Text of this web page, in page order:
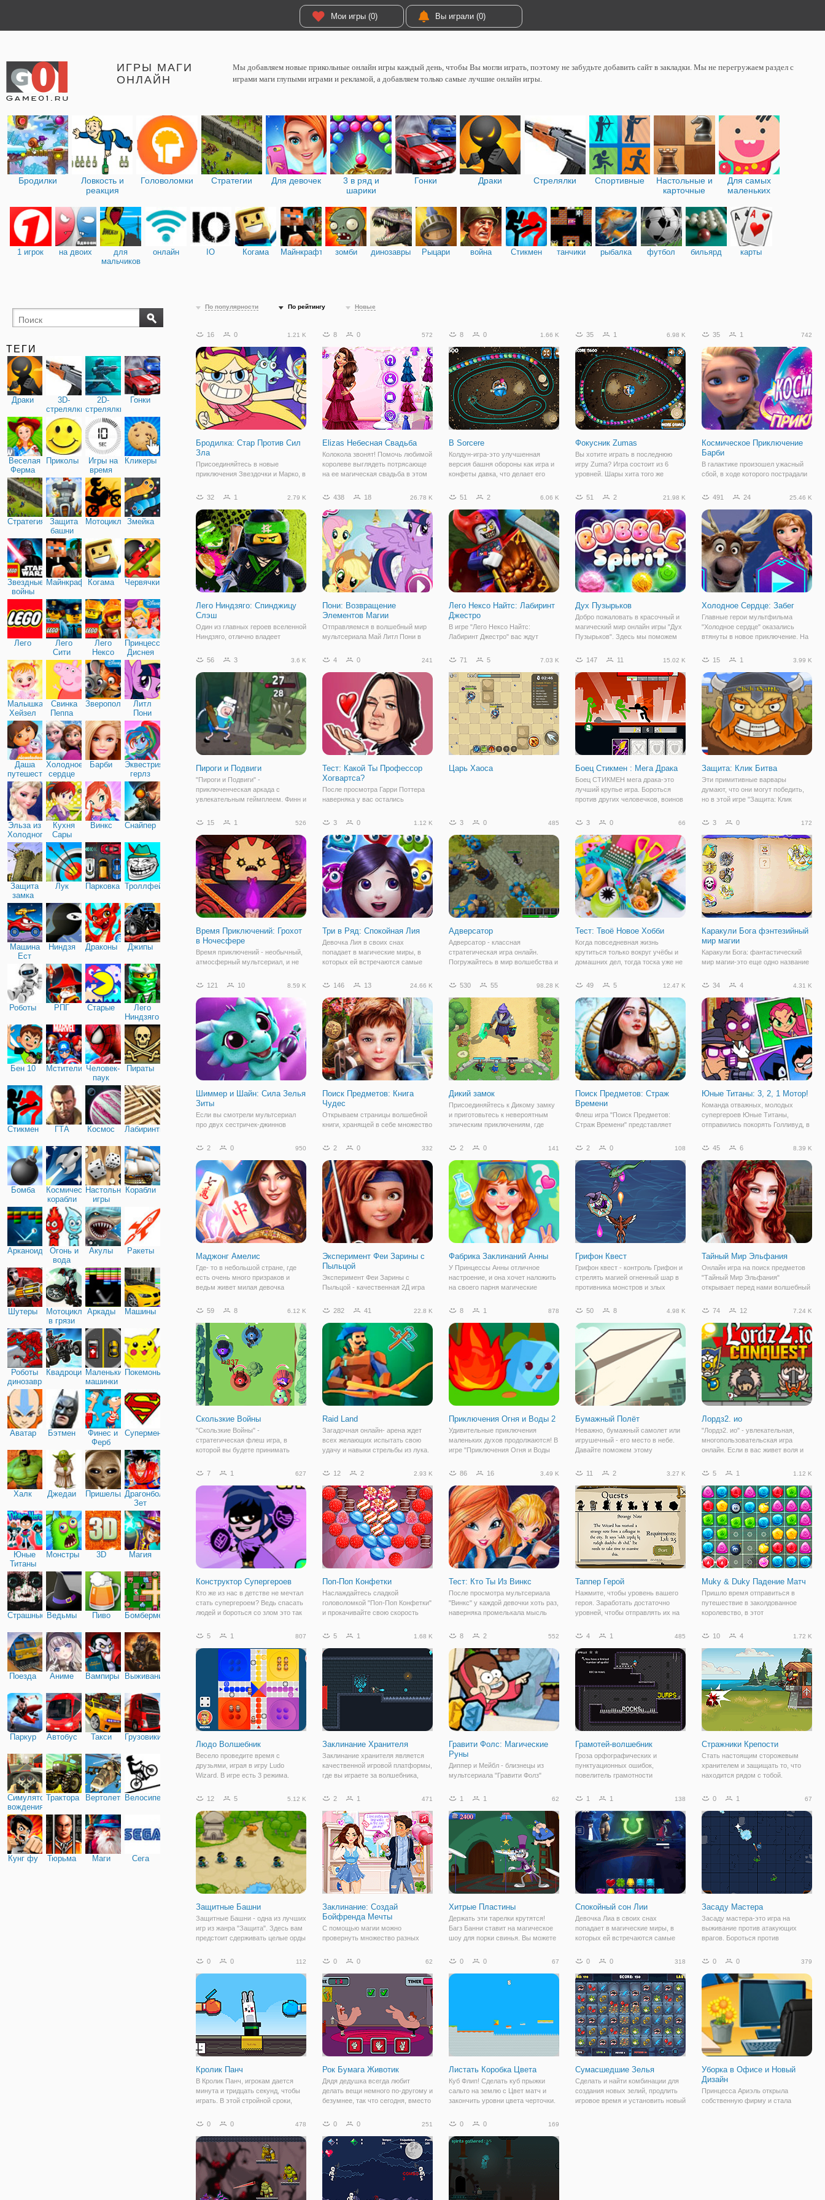
Мои игры (0) Вы играли (0)
ИГРЫ МАГИ
ОНЛАЙН
Мы добавляем новые прикольные онлайн игры каждый день, чтобы Вы могли играть, поэтому не забудьте добавить сайт в закладки. Мы не перегружаем раздел с
играми маги глупыми играми и рекламой, а добавляем только самые лучшие онлайн игры.
Бродилки
Ловкость и
реакция
Головоломки Стратегии Для девочек
3 в ряд и
шарики
Гонки Драки Стрелялки Спортивные
Настольные и
карточные
Для самых
маленьких
1 игрок на двоих
для
мальчиков
онлайн IO Когама Майнкрафт зомби динозавры Рыцари война Стикмен танчики рыбалка футбол бильярд карты
ТЕГИ
Драки
3D-
стрелялки
2D-
стрелялки
Гонки
Веселая
Ферма
Приколы
Игры на
время
Кликеры
Стратегия
Защита
башни
МотоциклыЗмейка
Звездные
войны
МайнкрафтКогама Червячки
Лего
Лего
Сити
Лего
Нексо
Найтс
Принцессы
Диснея
Малышка
Хейзел
Свинка
Пеппа
Зверополис
Литл
Пони
Дружба
Даша
путешественница
Холодное
сердце
Барби
Эквестрия
герлз
Эльза из
Холодного
сердца
Кухня
Сары
Винкс Снайпер
Защита
замка
Лук Парковка Троллфейс
Машина
Ест
Машину
Ниндзя Драконы Джипы
Роботы РПГ Старые
Лего
Ниндзяго
Бен 10 Мстители Человек-
паук
Пираты
Стикмен ГТА Космос Лабиринты
Бомба
Космические
корабли
Настольные
игры
Корабли
Арканоид
Огонь и
вода
Акулы Ракеты
Шутеры
Мотоциклы
в грязи
Аркады Машины
Роботы
динозавры
КвадроциклыМаленькие
машинки
Покемоны
Аватар Бэтмен
Финес и
Ферб
Супермен
Халк Джедаи ПришельцыДрагонболл
Зет
Юные
Титаны
Монстры 3D Магия
Страшные Ведьмы Пиво Бомбермен
Поезда Аниме Вампиры Выживание
Паркур Автобус Такси Грузовики
Симулятор
вождения
Трактора ВертолетыВелосипед
Кунг фу Тюрьма Маги Сега
По популярности По рейтингу Новые
16 0 1.21 K
Бродилка: Стар Против Сил
Зла
Присоединяйтесь в новые
приключения Звездочки и Марко, в
Против Сил Зла". Здесь они
подземелье которого обитают
различные монстры и прочие
создания. Вам нужно
8 0 572
Elizas Небесная Свадьба
Колокола звонят! Помочь любимой
королеве выглядеть потрясающе
на ее магическая свадьба в этом
названием “Небесная свадьба
время!
8 0 1.66 K
В Sorcere
Колдун-игра-это улучшенная
версия башня обороны как игра и
конфеты давка, что делает его
действия. В тот колдун, ваш
забросить шарики одного цвета и
создавать группы из
35 1 6.98 K
Фокусник Zumas
Вы хотите играть в последнюю
игру Zuma? Игра состоит из 6
уровней. Шары хита того же
очки. По крайней мере 3 должны
Больше того же самого цвета в
одном выстреле,
35 1 742
Космическое Приключение
Барби
В галактике произошел ужасный
сбой, в ходе которого пострадали
команда отправляются на
обезвредить угрозу. Итак, в этом
увлекательном приключении не
обойтись без помощи
32 1 2.79 K
Лего Ниндзяго: Спинджицу
Слэш
Один из главных героев вселенной
Ниндзяго, отлично владеет
профессионально стреляет из
темным силам. Но каждый бой
требует от ниндзя серьезной
подготовки. Сегодня,
438 18 26.78 K
Пони: Возвращение
Элементов Магии
Отправляемся в волшебный мир
мультсериала Май Литл Пони в
Элементов Магии". Это простая
вы встретите всех главных героев
вышеуказанного мультсериала.
51 2 6.06 K
Лего Нексо Найтс: Лабиринт
Джестро
В игре "Лего Нексо Найтс:
Лабиринт Джестро" вас ждут
легендарными рыцарями. Злой
околдован тёмными силами и стал
главным врагом рыцарей Нексо.
Вместе с Книгой
51 2 21.98 K
Дух Пузырьков
Добро пожаловать в красочный и
магический мир онлайн игры "Дух
Пузырьков". Здесь мы поможем
пузырьки на свои законные места.
уничтожать шарики,
расположенные на игровом
491 24 25.46 K
Холодное Сердце: Забег
Главные герои мультфильма
"Холодное сердце" оказались
втянуты в новое приключение. На
клану пещерных жителей
которые у них отняли злодеи. Но
Анна, Эльза,
56 3 3.6 K
Пироги и Подвиги
"Пироги и Подвиги" -
приключенческая аркада с
увлекательным геймплеем. Финн и
принимать посетителей в его
вкусную выпечку, но чтобы
раздобыть ингредиенты, Финну
4 0 241
Тест: Какой Ты Профессор
Хогвартса?
После просмотра Гарри Поттера
наверняка у вас остались
которых возможно, есть и
узнать, каким преподавателем
могли бы стать вы? В бесплатной
игре "Тест: Какой Ты
71 5 7.03 K
Царь Хаоса
147 11 15.02 K
Боец Стикмен : Мега Драка
Боец СТИКМЕН мега драка-это
лучший крупье игра. Бороться
против других человечков, воинов
попытаться уничтожить их всех,
для человечков ! Вы можете
использовать
15 1 3.99 K
Защита: Клик Битва
Эти примитивные варвары
думают, что они могут победить,
но в этой игре "Защита: Клик
элементальной магии! Быстрее
Разместите атакующие башни,
чтобы защитить
15 1 526
Время Приключений: Грохот
в Ночесфере
Время приключений - необычный,
атмосферный мультсериал, и не
разработанные по его мотивам
увлекательные. Одну из них вы
открыли сейчас, это - бесплатная
флеш игра "Время
3 0 1.12 K
Три в Ряд: Спокойная Лия
Девочка Лия в своих снах
попадает в магические миры, в
которых ей встречаются самые
навредить ей. Но у девочки есть
способный дать отпор любому
врагу. Но даже
3 0 485
Адверсатор
Адверсатор - классная
стратегическая игра онлайн.
Погружайтесь в мир волшебства и
которыми развязалась битва. И
этих кланов, чтобы стать могучим
полководцем и
3 0 66
Тест: Твоё Новое Хобби
Когда повседневная жизнь
крутиться только вокруг учёбы и
домашних дел, тогда тоска уже не
и энергию только на рутинные
человек становиться грустным и
впадает
3 0 172
Каракули Бога фэнтезийный
мир магии
Каракули Бога: фантастический
мир магии-это еще одно название
фэнтези. Как и в оригинальной
использовать ваш мозг и логику,
чтобы соединить вместе
различные элементы и
121 10 8.59 K
Шиммер и Шайн: Сила Зелья
Зиты
Если вы смотрели мультсериал
про двух сестричек-джиннов
знаком персонаж Зита. Она тоже
проворачивает темные делишки и
норовит сотворить непоправимое
зло. В
146 13 24.66 K
Поиск Предметов: Книга
Чудес
Открываем страницы волшебной
книги, хранящей в себе множество
лишь избранные. Такая
представлена в онлайн игре
"Поиск Предметов: Книга Чудес".
Игра представляет
530 55 98.28 K
Дикий замок
Присоединяйтесь к Дикому замку
и приготовьтесь к невероятным
эпическим приключениям, где
оборону вашего замка. Улучшайте
линии фронта находятся
волшебники,
49 5 12.47 K
Поиск Предметов: Страж
Времени
Флеш игра "Поиск Предметов:
Страж Времени" представляет
значит, приготовьтесь прокачивать
наблюдательность. Здесь вы
поможете очаровательным
хранительницам времени
исправить
34 4 4.31 K
Юные Титаны: 3, 2, 1 Мотор!
Команда отважных, молодых
супергероев Юные Титаны,
отправились покорять Голливуд, в
Мотор!". Но погоня за славой
Детстроук, который превратил
всех жителей в
2 0 950
Маджонг Амелис
Где- то в небольшой стране, где
есть очень много призраков и
ведьм живет милая девочка
бабушки большой дар магии. Ее
внучка занялась этим и помогала
людям
2 0 332
Эксперимент Феи Зарины с
Пыльцой
Эксперимент Феи Зарины с
Пыльцой - качественная 2Д игра
вы поможете фее Зарине
этого ей нужно собрать все
ингредиенты. Но сделать это
сложнее, чем кажется на
2 0 141
Фабрика Заклинаний Анны
У Принцессы Анны отличное
настроение, и она хочет наложить
на своего парня магические
бросает вам вызов, чтобы найти
магических образов. Хочешь
повеселиться вместе с
2 0 108
Грифон Квест
Грифон квест - контроль Грифон и
стрелять магией огненный шар в
противника монстров и злых
45 6 8.39 K
Тайный Мир Эльфания
Онлайн игра на поиск предметов
"Тайный Мир Эльфания"
открывает перед нами волшебный
требуется отыскать определенные
справиться с темной силой,
обрушившейся на
59 8 6.12 K
Скользкие Войны
"Скользкие Войны" -
стратегическая флеш игра, в
которой вы будете принимать
необычно оно тем, что персонажи
перемещаться привычным
способом. Перед началом
282 41 22.8 K
Raid Land
Загадочная онлайн- арена ждет
всех желающих испытать свою
удачу и навыки стрельбы из лука.
Робин Гуда, будете разгуливать по
запасом стрел. Это увлекательная
8 1 878
Приключения Огня и Воды 2
Удивительные приключения
маленьких духов продолжаются! В
игре "Приключения Огня и Воды
потусторонний мир, который скрыт
мальчиком Огнём и девочкой
Водой вы
50 8 4.98 K
Бумажный Полёт
Неважно, бумажный самолет или
игрушечный - его место в небе.
Давайте поможем этому
"Бумажный Полёт" подняться на
собой аркаду с простым
управлением и
74 12 7.24 K
Лордз2. ио
"Лордз2. ио" - увлекательная,
многопользовательская игра
онлайн. Если в вас живет воля и
завоеваниям, то флешка
окажетесь в мире магии и
сражений. И все ради того,
7 1 627
Конструктор Супергероев
Кто же из нас в детстве не мечтал
стать супергероем? Ведь спасать
людей и бороться со злом это так
серии "Юные Титаны, Вперёд" кто-
превращаться в разных животных,
12 2 2.93 K
Поп-Поп Конфетки
Наслаждайтесь сладкой
головоломкой "Поп-Поп Конфетки"
и прокачивайте свою скорость
объединяющая жанры "три в ряд"
вместо шариков на игровом поле
будут аппетитные и
86 16 3.49 K
Тест: Кто Ты Из Винкс
После просмотра мультсериала
"Винкс" у каждой девочки хоть раз,
наверняка промелькала мысль
удивительной школе для
магические способности, творить
невозможные вещи,
11 2 3.27 K
Таппер Герой
Нажмите, чтобы уровень вашего
героя. Заработать достаточно
уровней, чтобы отправлять их на
окружающую Гильдии. Предложить
ваши герои работать быстрее.
Этот
5 1 1.12 K
Muky & Duky Падение Матч
Пришло время отправиться в
путешествие в заколдованное
королевство, в этот
головоломка. Присоединяйтесь к
соединить все эти магические
камни. Если вы застряли, вы
5 1 807
Людо Волшебник
Весело проведите время с
друзьями, играя в игру Ludo
Wizard. В игре есть 3 режима.
против бота, против компьютера.
подобранными людьми, а также с
друзьями, как игра
5 1 1.68 K
Заклинание Хранителя
Заклинание хранителя является
качественной игровой платформы,
где вы играете за волшебника,
замок напичкан ловушками и
8 2 552
Гравити Фолс: Магические
Руны
Диппер и Мейбл - близнецы из
мультсериала "Гравити Фолз"
игре "Гравити Фолс: Магические
это не закончилось и в результате
брата с сестрой перенесло через
портал
4 1 485
Грамотей-волшебник
Гроза орфографических и
пунктуационных ошибок,
повелитель грамотности
"Грамотей-волшебник". Здесь вы
волшебником, который с помощью
своей грамотности готов спасти
10 4 1.72 K
Стражники Крепости
Стать настоящим сторожевым
хранителем и защищать то, что
находится рядом с тобой.
вам, чтобы разрушить все и
позволяйте им это делать и
стрелять с арбалета.
12 5 5.12 K
Защитные Башни
Защитные Башни - одна из лучших
игр из жанра "Защита". Здесь вам
предстоит сдерживать целые орды
по узкому пути. Для этого у вас в
защитных башен, а именно:
2 1 471
Заклинание: Создай
Бойфренда Мечты
С помощью магии можно
провернуть множество разных
своей мечты. В онлайн аркаде
Мечты" вы поможете провернуть
такую операцию молодой
девушке-ведьмочке. Здесь под
1 1 62
Хитрые Пластины
Держать эти тарелки крутятся!
Багз Банни ставит на магическое
шоу для порки свинья. Вы можете
пластин трюки? Нажать и держать
ударов о землю и поставить на
1 1 138
Спокойный сон Лии
Девочка Лиа в своих снах
попадает в магические миры, в
которых ей встречаются самые
навредить ей. Но у девочки есть
способный дать отпор любому
врагу. Но даже
0 1 67
Засаду Мастера
Засаду мастера-это игра на
выживание против атакующих
врагов. Бороться против
используя свои заклинания, и
выжить в этой засаде.
Переключатель заклинания и
0 0 112
Кролик Панч
В Кролик Панч, игрокам дается
минута и тридцать секунд, чтобы
играть. В этой стройной сроки,
выглядывают из фокусника,
последовательных ударов
зарабатывать больше
0 0 62
Рок Бумага Животик
Дядя дедушка всегда любит
делать вещи немного по-другому и
безумнее, так что сегодня, вместо
рок - бумага - ножницы игра, что
собираетесь опробовать рок
0 0 67
Листать Коробка Цвета
Куб Флип! Сделать куб прыжки
сальто на землю с Цвет матч и
закончить уровни цвета черточки.
продвигаться к более сложным
положить все свои навыки
0 0 318
Сумасшедшие Зелья
Сделать и найти комбинации для
создания новых зелий, продлить
игровое время и установить новый
0 0 379
Уборка в Офисе и Новый
Дизайн
Принцесса Ариэль открыла
собственную фирму и стала
0 0 478 0 0 251 0 0 169